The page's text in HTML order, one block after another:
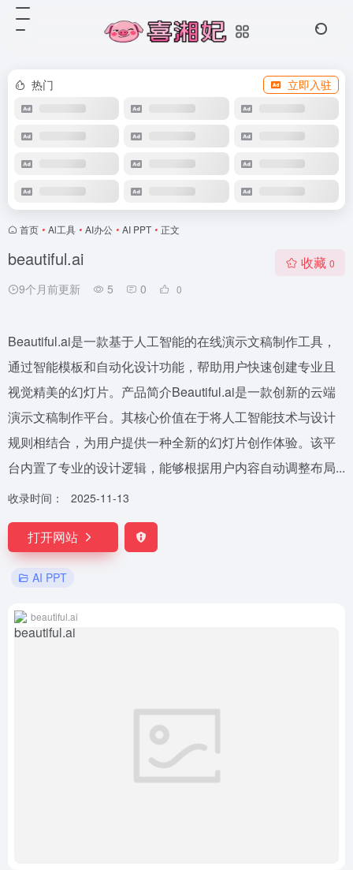
热门 立即入驻
首页 • Al工具 • AI办公 • AI PPT • 正文
beautiful.ai
9个月前更新 5 0 0
收藏 0
Beautiful.ai是一款基于人工智能的在线演示文稿制作工具，
通过智能模板和自动化设计功能，帮助用户快速创建专业且
视觉精美的幻灯片。产品简介Beautiful.ai是一款创新的云端
演示文稿制作平台。其核心价值在于将人工智能技术与设计
规则相结合，为用户提供一种全新的幻灯片创作体验。该平
台内置了专业的设计逻辑，能够根据用户内容自动调整布局...
收录时间： 2025-11-13
打开网站
AI PPT
beautiful.ai